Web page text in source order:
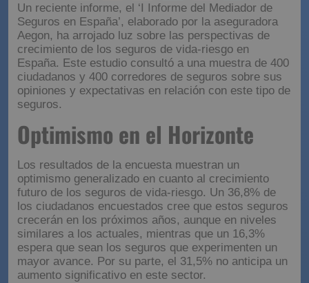
Un reciente informe, el ‘I Informe del Mediador de
Seguros en España’, elaborado por la aseguradora
Aegon, ha arrojado luz sobre las perspectivas de
crecimiento de los seguros de vida-riesgo en
España. Este estudio consultó a una muestra de 400
ciudadanos y 400 corredores de seguros sobre sus
opiniones y expectativas en relación con este tipo de
seguros.
Optimismo en el Horizonte
Los resultados de la encuesta muestran un
optimismo generalizado en cuanto al crecimiento
futuro de los seguros de vida-riesgo. Un 36,8% de
los ciudadanos encuestados cree que estos seguros
crecerán en los próximos años, aunque en niveles
similares a los actuales, mientras que un 16,3%
espera que sean los seguros que experimenten un
mayor avance. Por su parte, el 31,5% no anticipa un
aumento significativo en este sector.